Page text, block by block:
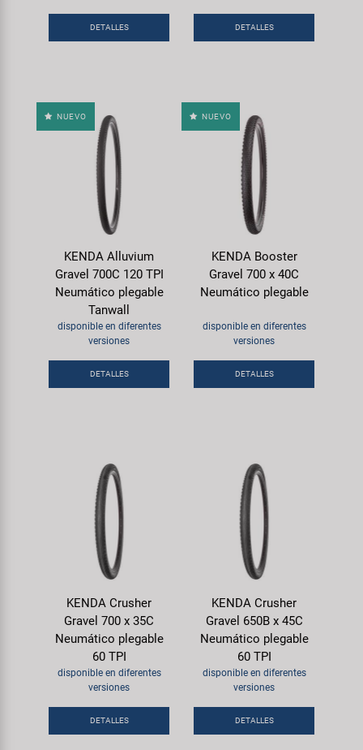
DETALLES DETALLES
NUEVO
KENDA Alluvium
Gravel 700C 120 TPI
Neumático plegable
Tanwall
disponible en diferentes
versiones
DETALLES
NUEVO
KENDA Booster
Gravel 700 x 40C
Neumático plegable
disponible en diferentes
versiones
DETALLES
KENDA Crusher
Gravel 700 x 35C
Neumático plegable
60 TPI
disponible en diferentes
versiones
DETALLES
KENDA Crusher
Gravel 650B x 45C
Neumático plegable
60 TPI
disponible en diferentes
versiones
DETALLES